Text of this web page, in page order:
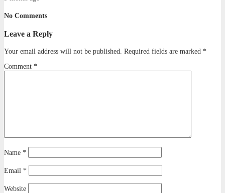
No Comments
Leave a Reply
Your email address will not be published. Required fields are marked *
Comment *
Name *
Email *
Website